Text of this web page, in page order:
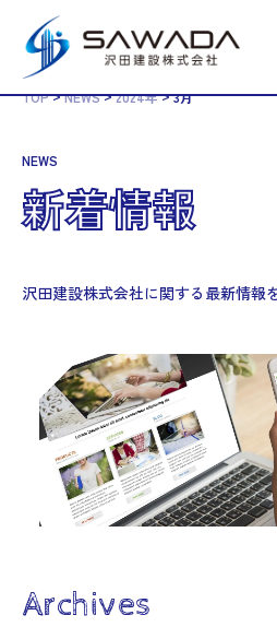
TOP>NEWS>2024年>3月
NEWS
新着情報
沢田建設株式会社に関する最新情報
Archives